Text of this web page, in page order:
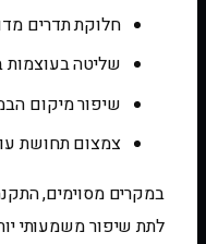
חלוקת תדרים
שליטה בעוצמות
שיפור מיקום
צמצום תחושת
לתת שיפור משמעותי